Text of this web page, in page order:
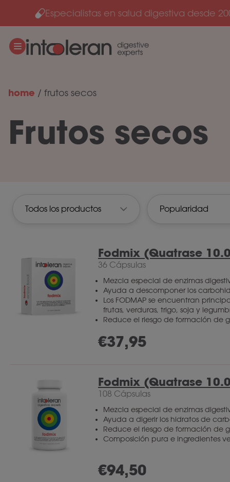
Ir al contenidoEspecialistas en salud digestiva desde
home / frutos secos
Frutos secos
Fodmix (Quatrase
36 Cápsulas
Mezcla especial de enzimas
Ayuda a descomponer los
Los FODMAP se encuentran
frutas, verduras, trigo, soja y
Reduce el riesgo de formación de
€37,95
Fodmix (Quatrase
108 Cápsulas
Mezcla especial de enzimas
Ayuda a digerir los hidratos de
Reduce el riesgo de formación de
Composición pura e ingredientes
€94,50